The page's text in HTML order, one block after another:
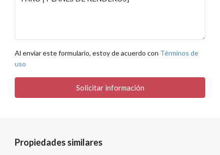
Al enviar este formulario, estoy de acuerdo con Términos de
uso
Solicitar información
Propiedades similares